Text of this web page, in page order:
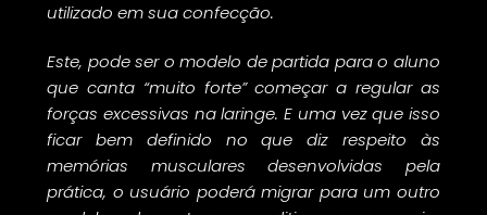
utilizado em sua confecção.
Este, pode ser o modelo de partida para o aluno
que canta “muito forte” começar a regular as
forças excessivas na laringe. E uma vez que isso
ficar bem definido no que diz respeito às
memórias musculares desenvolvidas pela
prática, o usuário poderá migrar para um outro